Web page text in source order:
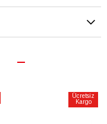
Ücretsiz
Kargo